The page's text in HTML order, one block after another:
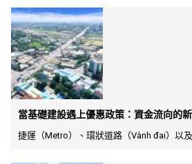
當基礎建設遇上優惠政策：資金流向的
捷運（Metro）、環狀道路（Vành đai）以